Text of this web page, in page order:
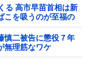
る 高市早苗首相は新
こを吸うのが至福の
慎二被告に懲役７年
無理筋なワケ